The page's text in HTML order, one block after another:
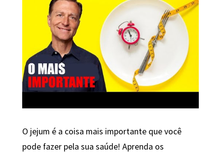
O jejum é a coisa mais importante que você
pode fazer pela sua saúde! Aprenda os